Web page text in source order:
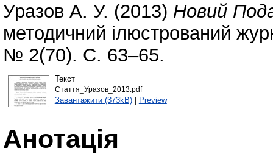
Уразов А. У. (2013) Новий
методичний ілюстрований
№ 2(70). С. 63–65.
Текст
Стаття_Уразов_2013.pdf
Завантажити (373kB)| Preview
Анотація